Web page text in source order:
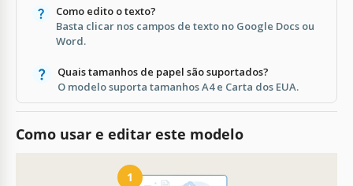
Como edito o texto?
Basta clicar nos campos de texto no Google Docs ou
Word.
Quais tamanhos de papel são suportados?
O modelo suporta tamanhos A4 e Carta dos EUA.
Como usar e editar este modelo
1